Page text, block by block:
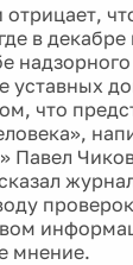
в
уставных
что
Павел
мнение.